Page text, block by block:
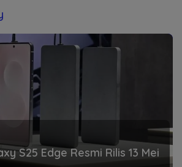
S25 Edge Resmi Rilis 13 Mei